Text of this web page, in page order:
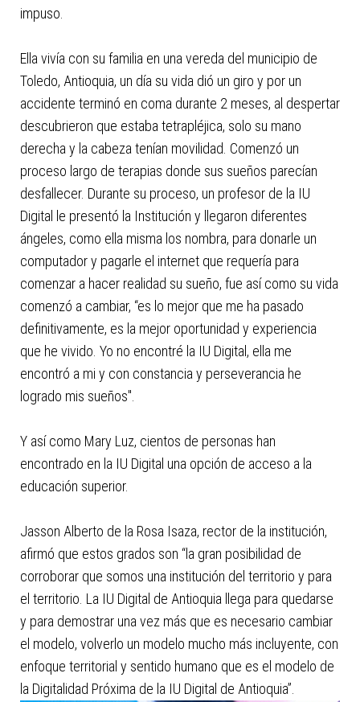
impuso.
Ella vivía con su familia en una vereda del municipio de
Toledo, Antioquia, un día su vida dió un giro y por un
accidente terminó en coma durante 2 meses, al despertar
descubrieron que estaba tetrapléjica, solo su mano
derecha y la cabeza tenían movilidad. Comenzó un
proceso largo de terapias donde sus sueños parecían
desfallecer. Durante su proceso, un profesor de la IU
Digital le presentó la Institución y llegaron diferentes
ángeles, como ella misma los nombra, para donarle un
computador y pagarle el internet que requería para
comenzar a hacer realidad su sueño, fue así como su vida
comenzó a cambiar, “es lo mejor que me ha pasado
definitivamente, es la mejor oportunidad y experiencia
que he vivido. Yo no encontré la IU Digital, ella me
encontró a mi y con constancia y perseverancia he
logrado mis sueños".
Y así como Mary Luz, cientos de personas han
encontrado en la IU Digital una opción de acceso a la
educación superior.
Jasson Alberto de la Rosa Isaza, rector de la institución,
afirmó que estos grados son “la gran posibilidad de
corroborar que somos una institución del territorio y para
el territorio. La IU Digital de Antioquia llega para quedarse
y para demostrar una vez más que es necesario cambiar
el modelo, volverlo un modelo mucho más incluyente, con
enfoque territorial y sentido humano que es el modelo de
la Digitalidad Próxima de la IU Digital de Antioquia”.